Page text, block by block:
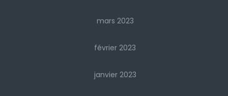
mars 2023
février 2023
janvier 2023